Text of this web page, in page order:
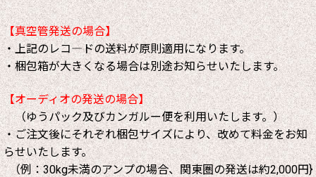
【真空管発送の場合】
・上記のレコ―ドの送料が原則適用になります。
・梱包箱が大きくなる場合は別途お知らせいたします。
【オーディオの発送の場合】
（ゆうパック及びカンガルー便を利用いたします。）
・ご注文後にそれぞれ梱包サイズにより、改めて料金をお知
らせいたします。
（例：30kg未満のアンプの場合、関東圏の発送は約2,000円}